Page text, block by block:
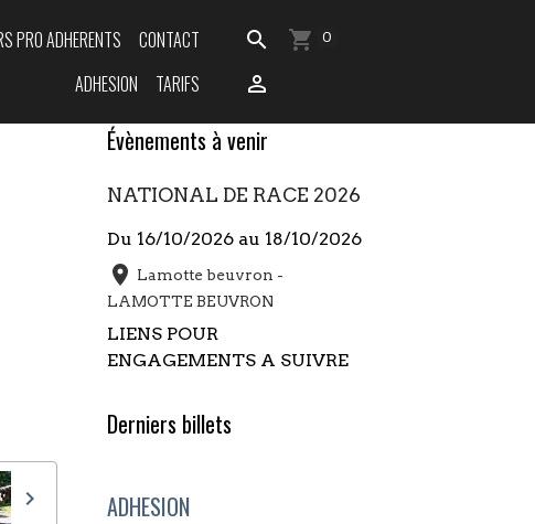
PRO ADHERENTS
CONTACT
ADHESION
TARIFS
0
Évènements à venir
NATIONAL DE RACE 2026
Du 16/10/2026 au 18/10/2026
Lamotte beuvron -
LAMOTTE BEUVRON
LIENS POUR
ENGAGEMENTS A SUIVRE
Derniers billets
ADHESION